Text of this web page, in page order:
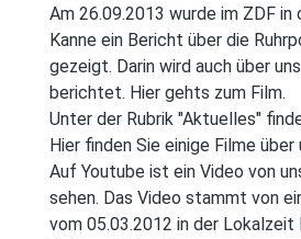
Am 26.09.2013 wurde im ZDF in
Kanne ein Bericht über die
gezeigt. Darin wird auch über
berichtet. Hier gehts zum Film.
Unter der Rubrik "Aktuelles"
Hier finden Sie einige Filme über
Auf Youtube ist ein Video von
sehen. Das Video stammt von
vom 05.03.2012 in der Lokalzeit